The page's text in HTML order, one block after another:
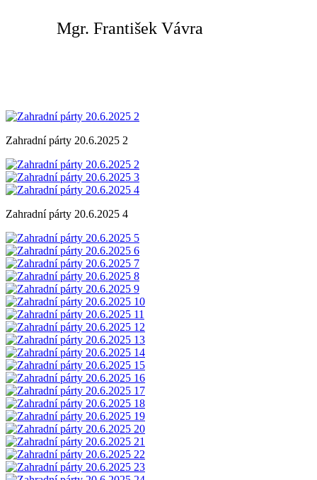
Mgr. František Vávra
Zahradní párty 20.6.2025 2
Zahradní párty 20.6.2025 4